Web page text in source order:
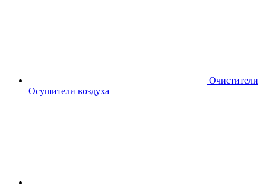
Очистители
Осушители воздуха